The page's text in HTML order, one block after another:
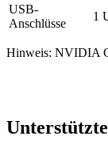
USB-
Anschlüsse
1
Hinweis: NVIDIA